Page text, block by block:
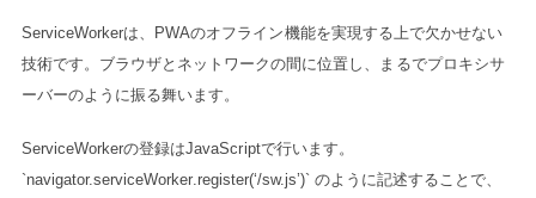
ServiceWorkerは、PWAのオフライン機能を実現する上で欠かせない
技術です。ブラウザとネットワークの間に位置し、まるでプロキシサ
ーバーのように振る舞います。
ServiceWorkerの登録はJavaScriptで行います。
`navigator.serviceWorker.register(‘/sw.js’)` のように記述することで、